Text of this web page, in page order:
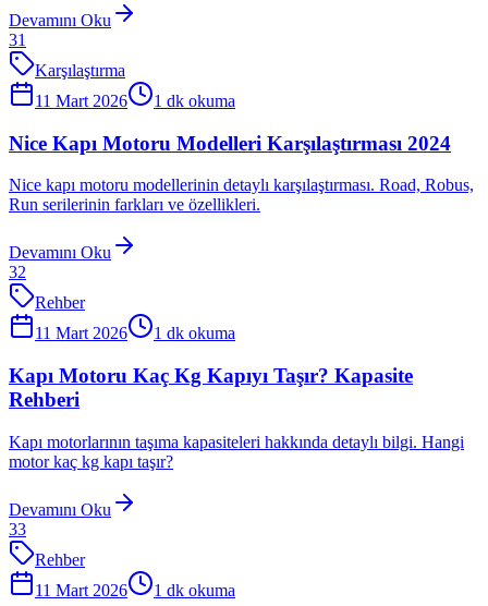
Devamını Oku
31
Karşılaştırma
11 Mart 2026
1 dk okuma
Nice Kapı Motoru Modelleri Karşılaştırması 2024
Nice kapı motoru modellerinin detaylı karşılaştırması. Road, Robus,
Run serilerinin farkları ve özellikleri.
Devamını Oku
32
Rehber
11 Mart 2026
1 dk okuma
Kapı Motoru Kaç Kg Kapıyı Taşır? Kapasite
Rehberi
Kapı motorlarının taşıma kapasiteleri hakkında detaylı bilgi. Hangi
motor kaç kg kapı taşır?
Devamını Oku
33
Rehber
11 Mart 2026
1 dk okuma